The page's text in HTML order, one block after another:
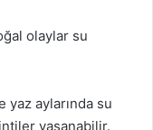
olaylar su
yaz aylarında su
yaşanabilir.